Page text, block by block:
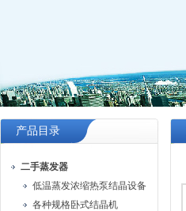
产品目录
二手蒸发器
低温蒸发浓缩热泵结晶设备
各种规格卧式结晶机